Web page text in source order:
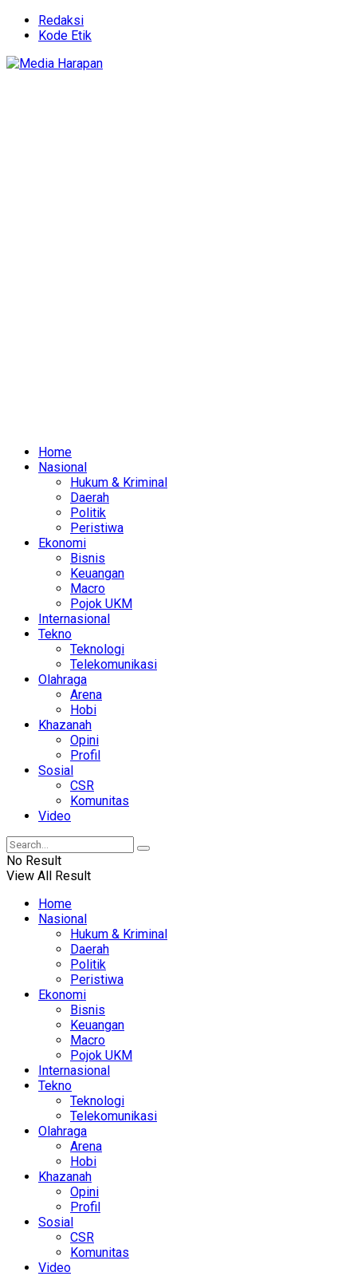
Redaksi
Kode Etik
Home
Nasional
Hukum & Kriminal
Daerah
Politik
Peristiwa
Ekonomi
Bisnis
Keuangan
Macro
Pojok UKM
Internasional
Tekno
Teknologi
Telekomunikasi
Olahraga
Arena
Hobi
Khazanah
Opini
Profil
Sosial
CSR
Komunitas
Video
No Result
View All Result
Home
Nasional
Hukum & Kriminal
Daerah
Politik
Peristiwa
Ekonomi
Bisnis
Keuangan
Macro
Pojok UKM
Internasional
Tekno
Teknologi
Telekomunikasi
Olahraga
Arena
Hobi
Khazanah
Opini
Profil
Sosial
CSR
Komunitas
Video